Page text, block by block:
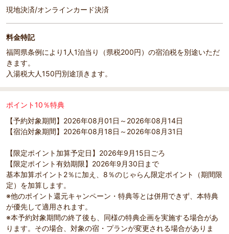
現地決済/オンラインカード決済
料金特記
福岡県条例により1人1泊当り（県税200円）の宿泊税を別途いただ
きます。
入湯税大人150円別途頂きます。
ポイント10％特典
【予約対象期間】2026年08月01日～2026年08月14日
【宿泊対象期間】2026年08月18日～2026年08月31日
【限定ポイント加算予定日】2026年9月15日ごろ
【限定ポイント有効期限】2026年9月30日まで
基本加算ポイント2％に加え、8％のじゃらん限定ポイント（期間限
定）を加算します。
※他のポイント還元キャンペーン・特典等とは併用できず、本特典
が優先して適用されます。
※本予約対象期間の終了後も、同様の特典企画を実施する場合があ
ります。その場合、対象の宿・プランが変更される場合がありま